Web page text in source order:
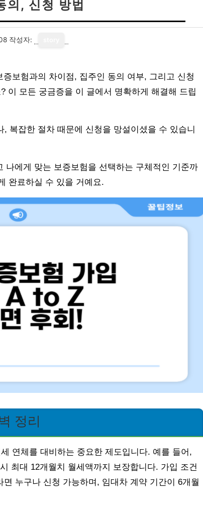
의, 신청 방법
작성자:
보험과의 차이점, 집주인 동의 여부, 그리고 신청
이 모든 궁금증을 이 글에서 명확하게 해결해 드립
복잡한 절차 때문에 신청을 망설이셨을 수 있습니
나에게 맞는 보증보험을 선택하는 구체적인 기준까
완료하실 수 있을 거예요.
정리
연체를 대비하는 중요한 제도입니다. 예를 들어,
최대 12개월치 월세액까지 보장합니다. 가입 조건
누구나 신청 가능하며, 임대차 계약 기간이 6개월